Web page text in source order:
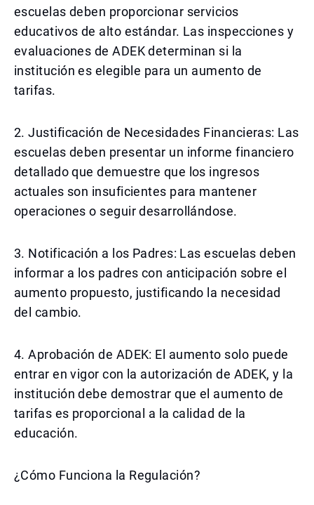
escuelas deben proporcionar servicios
educativos de alto estándar. Las inspecciones y
evaluaciones de ADEK determinan si la
institución es elegible para un aumento de
tarifas.
2. Justificación de Necesidades Financieras: Las
escuelas deben presentar un informe financiero
detallado que demuestre que los ingresos
actuales son insuficientes para mantener
operaciones o seguir desarrollándose.
3. Notificación a los Padres: Las escuelas deben
informar a los padres con anticipación sobre el
aumento propuesto, justificando la necesidad
del cambio.
4. Aprobación de ADEK: El aumento solo puede
entrar en vigor con la autorización de ADEK, y la
institución debe demostrar que el aumento de
tarifas es proporcional a la calidad de la
educación.
¿Cómo Funciona la Regulación?